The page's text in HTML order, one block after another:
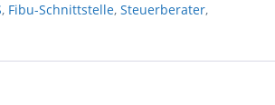
, Fibu-Schnittstelle,Steuerberater,